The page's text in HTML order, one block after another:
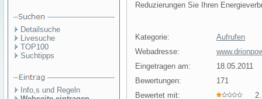
Detailsuche
Livesuche
TOP100
Suchtipps
Info,s und Regeln
Reduzierungen Sie Ihren
Kategorie:
Aufrufen
Webadresse:
Eingetragen am:
18.05.2011
Bewertungen:
171
Bewertet mit: